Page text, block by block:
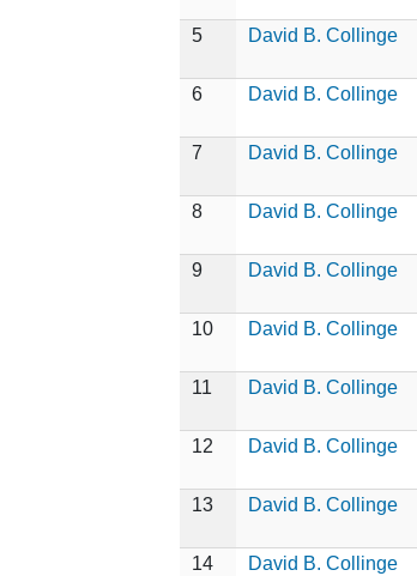
5
David B. Collinge
6
David B. Collinge
7
David B. Collinge
8
David B. Collinge
9
David B. Collinge
10
David B. Collinge
11
David B. Collinge
12
David B. Collinge
13
David B. Collinge
14
David B. Collinge